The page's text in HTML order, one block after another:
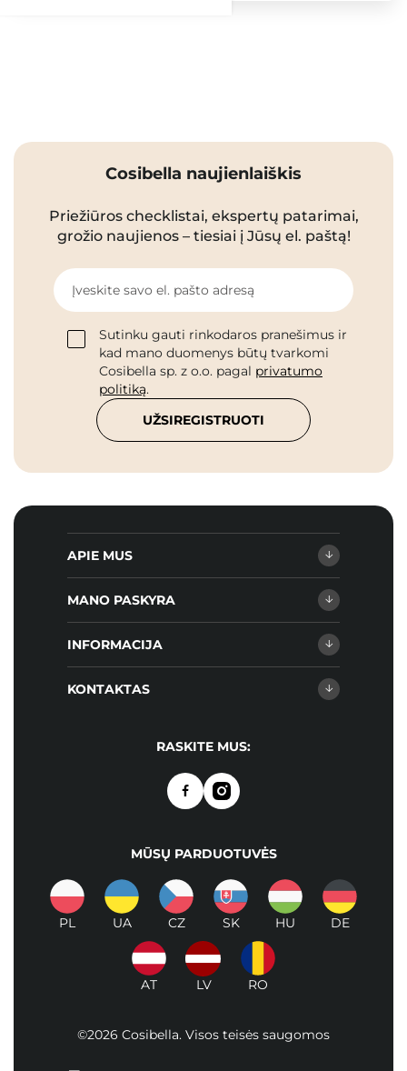
Cosibella naujienlaiškis
Priežiūros checklistai, ekspertų patarimai,
grožio naujienos – tiesiai į Jūsų el. paštą!
Įveskite savo el. pašto adresą
Sutinku gauti rinkodaros pranešimus ir
kad mano duomenys būtų tvarkomi
Cosibella sp. z o.o. pagal privatumo
politiką.
UŽSIREGISTRUOTI
APIE MUS
MANO PASKYRA
INFORMACIJA
KONTAKTAS
RASKITE MUS:
MŪSŲ PARDUOTUVĖS
PL UA CZ SK HU DE
AT LV RO
©2026 Cosibella. Visos teisės saugomos